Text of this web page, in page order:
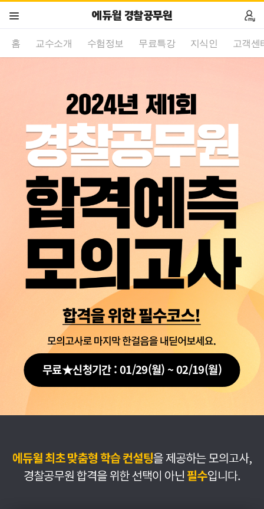
에듀윌 경찰공무원
홈 교수소개 수험정보 무료특강 지식인 고객센
무료★신청기간 : 01/29(월) ~ 02/19(월)